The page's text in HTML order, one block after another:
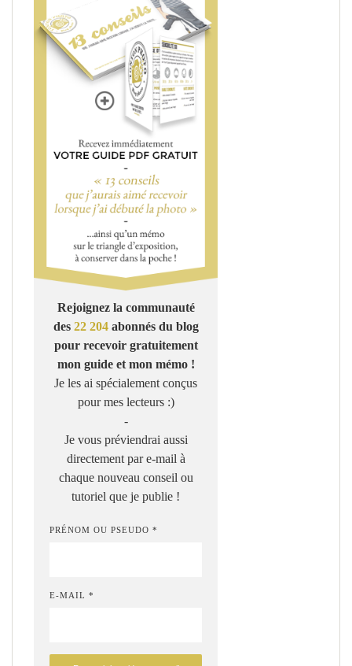
Rejoignez la communauté
des 22 204abonnés du blog
pour recevoir gratuitement
mon guide et mon mémo !
Je les ai spécialement conçus
pour mes lecteurs :)
-
Je vous préviendrai aussi
directement par e-mail à
chaque nouveau conseil ou
tutoriel que je publie !
PRÉNOM OU PSEUDO *
E-MAIL *